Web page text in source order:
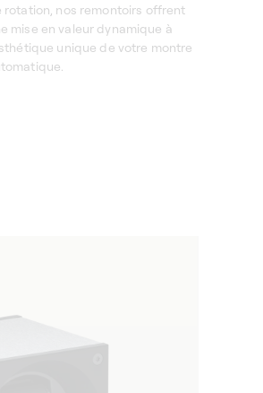
rotation, nos remontoirs offrent
mise en valeur dynamique à
unique de votre montre